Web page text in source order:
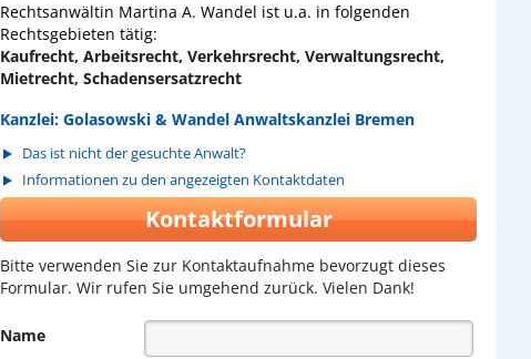
Rechtsanwältin Martina A. Wandel ist u.a. in folgenden
Rechtsgebieten tätig:
Kaufrecht, Arbeitsrecht, Verkehrsrecht, Verwaltungsrecht,
Mietrecht, Schadensersatzrecht
Kanzlei: Golasowski & Wandel Anwaltskanzlei Bremen
Das ist nicht der gesuchte Anwalt?
Informationen zu den angezeigten Kontaktdaten
Kontaktformular
Bitte verwenden Sie zur Kontaktaufnahme bevorzugt dieses
Formular. Wir rufen Sie umgehend zurück. Vielen Dank!
Name